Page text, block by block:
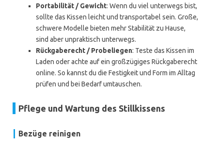
Portabilität / Gewicht: Wenn du viel unterwegs bist,
sollte das Kissen leicht und transportabel sein. Große,
schwere Modelle bieten mehr Stabilität zu Hause,
sind aber unpraktisch unterwegs.
Rückgaberecht / Probeliegen: Teste das Kissen im
Laden oder achte auf ein großzügiges Rückgaberecht
online. So kannst du die Festigkeit und Form im Alltag
prüfen und bei Bedarf umtauschen.
Pflege und Wartung des Stillkissens
Bezüge reinigen